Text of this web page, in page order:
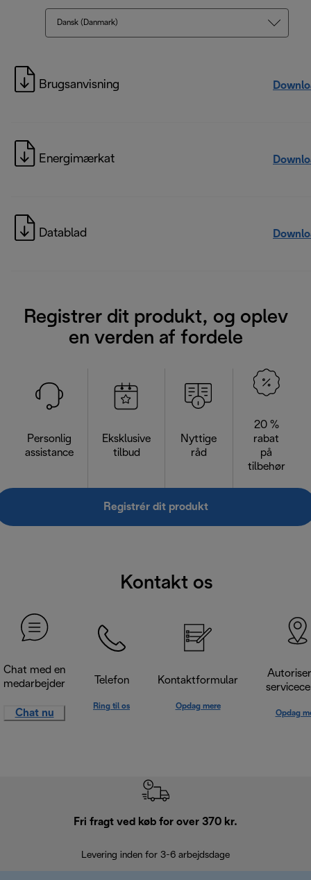
Dansk (Danmark)
Brugsanvisning
Energimærkat
Datablad
Registrer dit produkt, og oplev
en verden af fordele
Personlig
assistance
Eksklusive
tilbud
Nyttige
råd
20 %
rabat
på
tilbehør
Registrér dit produkt
Kontakt os
Chat med en
medarbejder
Chat nu
Telefon
Ring til os
Kontaktformular
Opdag mere
Opdag
Fri fragt ved køb for over 370 kr.
Levering inden for 3-6 arbejdsdage